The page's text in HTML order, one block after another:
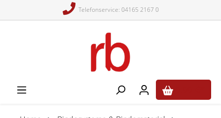
Telefonservice: 04165 2167 0